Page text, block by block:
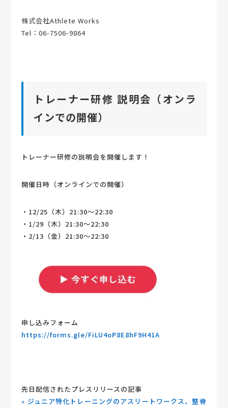
株式会社Athlete Works
Tel：06-7506-9864
トレーナー研修 説明会（オンラ
インでの開催）
トレーナー研修の説明会を開催します！
開催日時（オンラインでの開催）
・12/25（木）21:30〜22:30
・1/29（木）21:30〜22:30
・2/13（金）21:30〜22:30
申し込みフォーム
https://forms.gle/FiLU4oP8E8hF9H41A
先日配信されたプレスリリースの記事
» ジュニア特化トレーニングのアスリートワークス、整骨